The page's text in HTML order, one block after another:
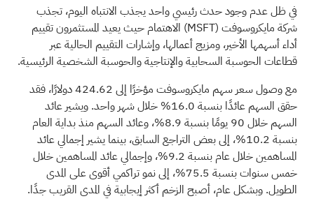
في ظل عدم وجود حدث رئيسي واحد يجذب الانتباه اليوم، تجذب
شركة مايكروسوفت (MSFT) الاهتمام حيث يعيد المستثمرون تقييم
أداء أسهمها الأخير، ومزيج أعمالها، وإشارات التقييم الحالية عبر
قطاعات الحوسبة السحابية والإنتاجية والحوسبة الشخصية الرئيسية.
مع وصول سعر سهم مايكروسوفت مؤخرًا إلى 424.62 دولارًا، فقد
حقق السهم عائدًا بنسبة 16.0% خلال شهر واحد. ويشير عائد
السهم خلال 90 يومًا بنسبة 8.9%، وعائد السهم منذ بداية العام
بنسبة 10.2%، إلى بعض التراجع السابق، بينما يشير إجمالي عائد
المساهمين خلال عام بنسبة 9.2%، وإجمالي عائد المساهمين خلال
خمس سنوات بنسبة 75.5%، إلى نمو تراكمي أقوى على المدى
الطويل. وبشكل عام، أصبح الزخم أكثر إيجابية في المدى القريب جدًا.